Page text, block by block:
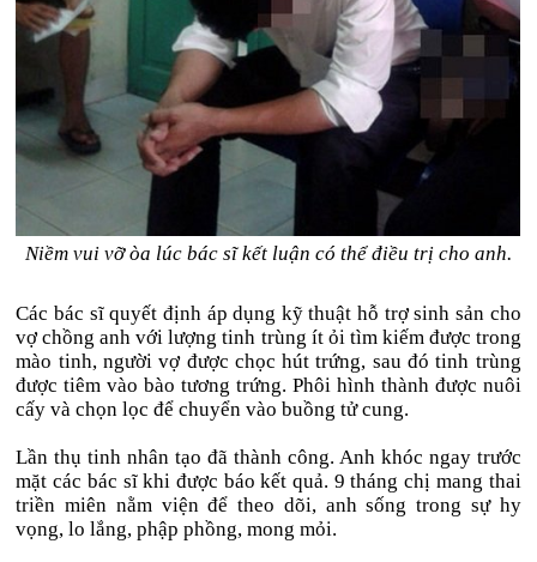
Niềm vui vỡ òa lúc bác sĩ kết luận có thể điều trị cho anh.
Các bác sĩ quyết định áp dụng kỹ thuật hỗ trợ sinh sản cho
vợ chồng anh với lượng tinh trùng ít ỏi tìm kiếm được trong
mào tinh, người vợ được chọc hút trứng, sau đó tinh trùng
được tiêm vào bào tương trứng. Phôi hình thành được nuôi
cấy và chọn lọc để chuyển vào buồng tử cung.
Lần thụ tinh nhân tạo đã thành công. Anh khóc ngay trước
mặt các bác sĩ khi được báo kết quả. 9 tháng chị mang thai
triền miên nằm viện để theo dõi, anh sống trong sự hy
vọng, lo lắng, phập phồng, mong mỏi.